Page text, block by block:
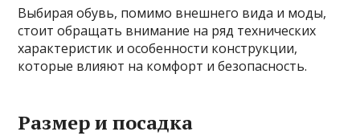
Выбирая обувь, помимо внешнего вида и моды,
стоит обращать внимание на ряд технических
характеристик и особенности конструкции,
которые влияют на комфорт и безопасность.
Размер и посадка